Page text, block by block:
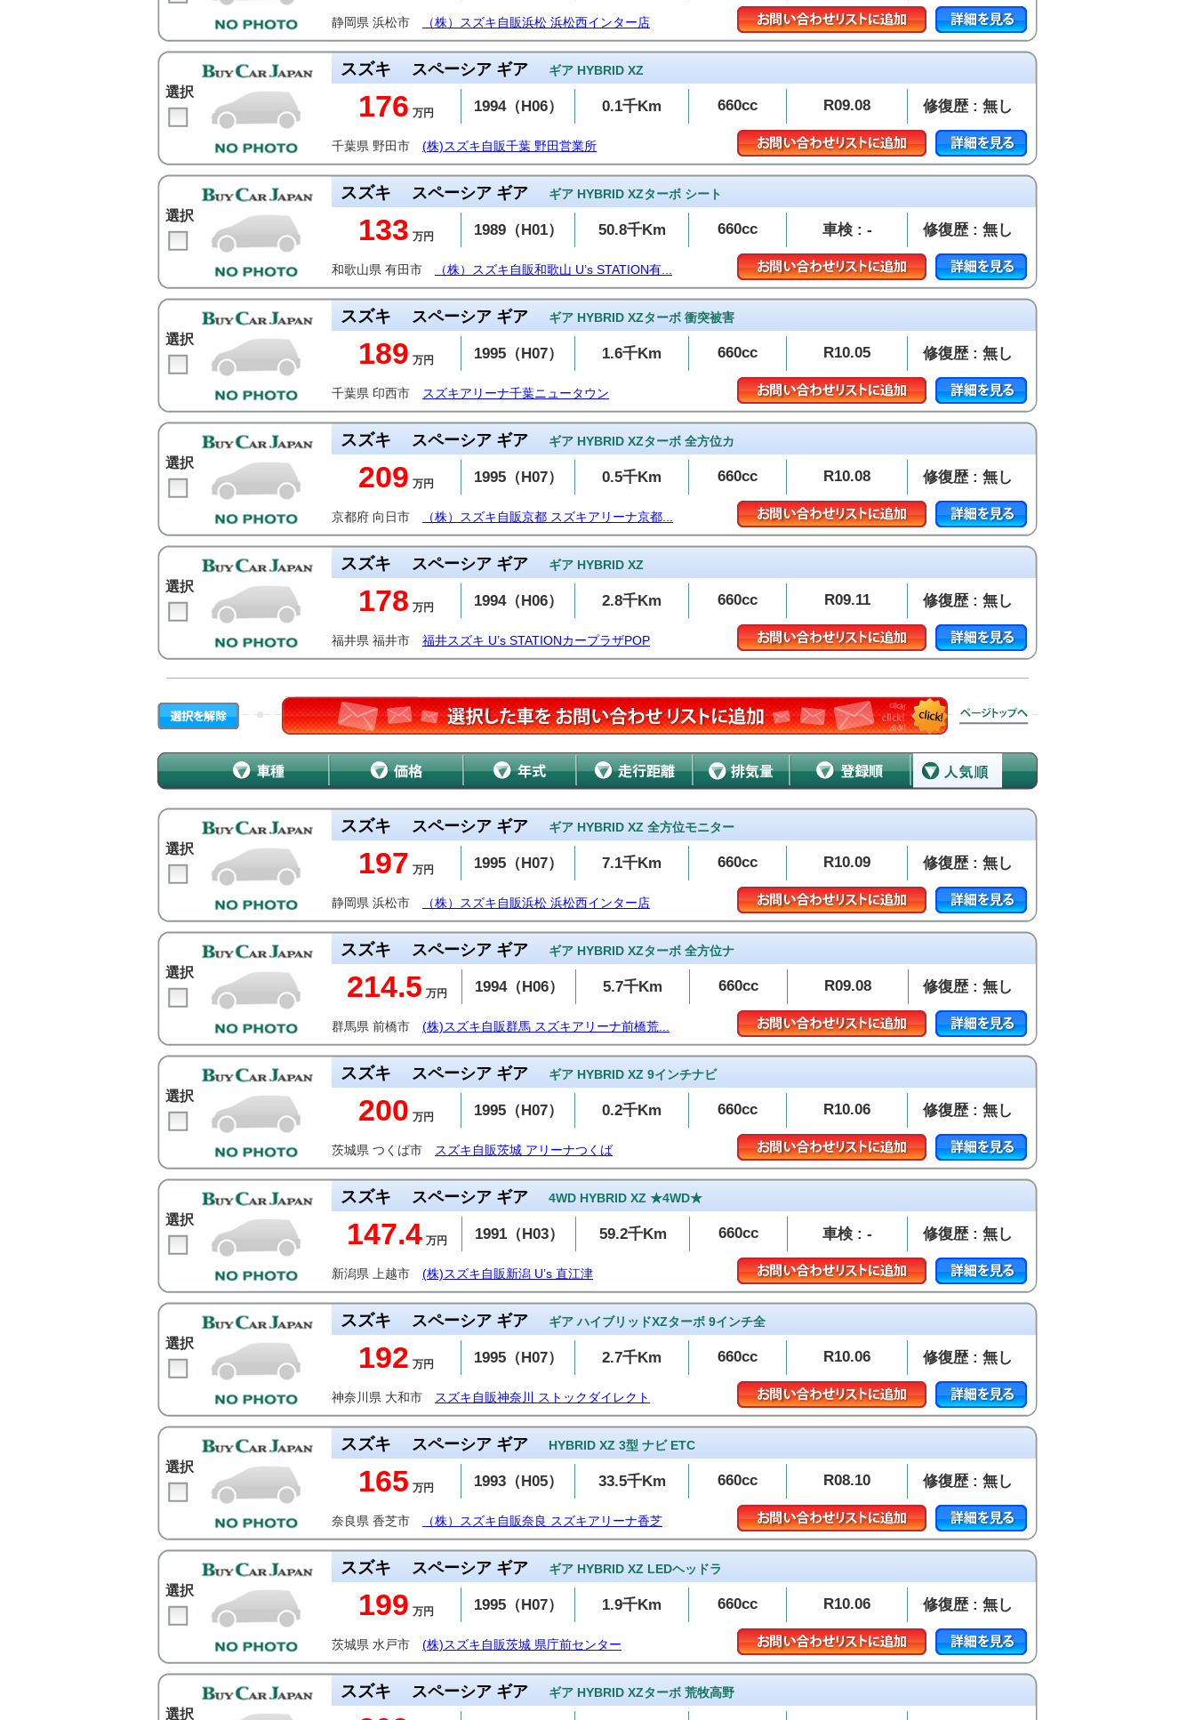
静岡県 浜松市 （株）スズキ自販浜松 浜松西インター店
選択
スズキ スペーシア ギア ギア HYBRID XZ
176 万円 1994（H06） 0.1千Km 660cc R09.08 修復歴 : 無し
千葉県 野田市 (株)スズキ自販千葉 野田営業所
選択
スズキ スペーシア ギア ギア HYBRID XZターボ シート
133 万円 1989（H01） 50.8千Km 660cc 車検 : - 修復歴 : 無し
和歌山県 有田市 （株）スズキ自販和歌山 U’s STATION有...
選択
スズキ スペーシア ギア ギア HYBRID XZターボ 衝突被害
189 万円 1995（H07） 1.6千Km 660cc R10.05 修復歴 : 無し
千葉県 印西市 スズキアリーナ千葉ニュータウン
選択
スズキ スペーシア ギア ギア HYBRID XZターボ 全方位カ
209 万円 1995（H07） 0.5千Km 660cc R10.08 修復歴 : 無し
京都府 向日市 （株）スズキ自販京都 スズキアリーナ京都...
選択
スズキ スペーシア ギア ギア HYBRID XZ
178 万円 1994（H06） 2.8千Km 660cc R09.11 修復歴 : 無し
福井県 福井市 福井スズキ U’s STATIONカープラザPOP
選択
スズキ スペーシア ギア ギア HYBRID XZ 全方位モニター
197 万円 1995（H07） 7.1千Km 660cc R10.09 修復歴 : 無し
静岡県 浜松市 （株）スズキ自販浜松 浜松西インター店
選択
スズキ スペーシア ギア ギア HYBRID XZターボ 全方位ナ
214.5 万円 1994（H06） 5.7千Km 660cc R09.08 修復歴 : 無し
群馬県 前橋市 (株)スズキ自販群馬 スズキアリーナ前橋荒...
選択
スズキ スペーシア ギア ギア HYBRID XZ 9インチナビ
200 万円 1995（H07） 0.2千Km 660cc R10.06 修復歴 : 無し
茨城県 つくば市 スズキ自販茨城 アリーナつくば
選択
スズキ スペーシア ギア 4WD HYBRID XZ ★4WD★
147.4 万円 1991（H03） 59.2千Km 660cc 車検 : - 修復歴 : 無し
新潟県 上越市 (株)スズキ自販新潟 U’s 直江津
選択
スズキ スペーシア ギア ギア ハイブリッドXZターボ 9インチ全
192 万円 1995（H07） 2.7千Km 660cc R10.06 修復歴 : 無し
神奈川県 大和市 スズキ自販神奈川 ストックダイレクト
選択
スズキ スペーシア ギア HYBRID XZ 3型 ナビ ETC
165 万円 1993（H05） 33.5千Km 660cc R08.10 修復歴 : 無し
奈良県 香芝市 （株）スズキ自販奈良 スズキアリーナ香芝
選択
スズキ スペーシア ギア ギア HYBRID XZ LEDヘッドラ
199 万円 1995（H07） 1.9千Km 660cc R10.06 修復歴 : 無し
茨城県 水戸市 (株)スズキ自販茨城 県庁前センター
選択
スズキ スペーシア ギア ギア HYBRID XZターボ 荒牧高野